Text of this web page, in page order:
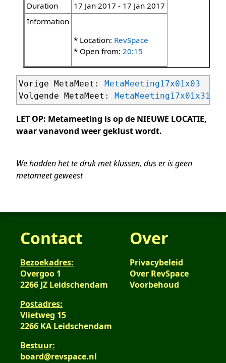
Duration
17 Jan 2017 - 17 Jan 2017
Information
* Location: RevSpace
* Open from: 20:15
Vorige MetaMeet:
MetaMeeting17x01x03
Volgende MetaMeet:
MetaMeeting17x01x31
LET OP: Metameeting is op de NIEUWE LOCATIE,
waar vanavond weer geklust wordt.
We hadden het te druk met klussen, dus er is geen
metameet geweest
Contact
Bezoekadres:
Overgoo 1
2266 JZ Leidschendam
Postadres:
Vlietweg 15
2266 KA Leidschendam
Bestuur:
board@revspace.nl
Over
Privacybeleid
Over RevSpace
Voorbehoud